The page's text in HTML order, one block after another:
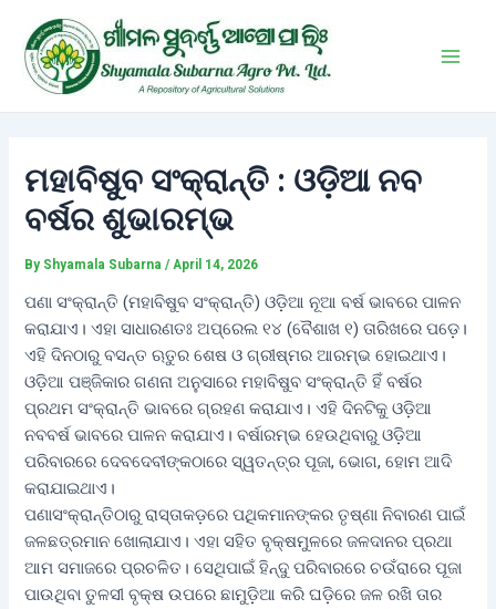
content
ମହାବିଷୁବ ସଂକ୍ରାନ୍ତି : ଓଡ଼ିଆ ନବ
ବର୍ଷର ଶୁଭାରମ୍ଭ
By Shyamala Subarna/April 14, 2026
ପଣା ସଂକ୍ରାନ୍ତି (ମହାବିଷୁବ ସଂକ୍ରାନ୍ତି) ଓଡ଼ିଆ ନୂଆ ବର୍ଷ ଭାବରେ ପାଳନ
କରାଯାଏ। ଏହା ସାଧାରଣତଃ ଅପ୍ରେଲ ୧୪ (ବୈଶାଖ ୧) ତାରିଖରେ ପଡ଼େ।
ଏହି ଦିନଠାରୁ ବସନ୍ତ ଋତୁର ଶେଷ ଓ ଗ୍ରୀଷ୍ମର ଆରମ୍ଭ ହୋଇଥାଏ।
ଓଡ଼ିଆ ପଞ୍ଜିକାର ଗଣନା ଅନୁସାରେ ମହାବିଷୁବ ସଂକ୍ରାନ୍ତି ହିଁ ବର୍ଷର
ପ୍ରଥମ ସଂକ୍ରାନ୍ତି ଭାବରେ ଗ୍ରହଣ କରାଯାଏ। ଏହି ଦିନଟିକୁ ଓଡ଼ିଆ
ନବବର୍ଷ ଭାବରେ ପାଳନ କରାଯାଏ। ବର୍ଷାରମ୍ଭ ହେଉଥିବାରୁ ଓଡ଼ିଆ
ପରିବାରରେ ଦେବଦେବୀଙ୍କଠାରେ ସ୍ୱତନ୍ତ୍ର ପୂଜା, ଭୋଗ, ହୋମ ଆଦି
କରାଯାଇଥାଏ।
ପଣାସଂକ୍ରାନ୍ତିଠାରୁ ରାସ୍ତାକଡ଼ରେ ପଥିକମାନଙ୍କର ତୃଷ୍ଣା ନିବାରଣ ପାଇଁ
ଜଳଛତ୍ରମାନ ଖୋଲାଯାଏ। ଏହା ସହିତ ବୃକ୍ଷମୁଳରେ ଜଳଦାନର ପ୍ରଥା
ଆମ ସମାଜରେ ପ୍ରଚଳିତ। ସେଥିପାଇଁ ହିନ୍ଦୁ ପରିବାରରେ ଚଉଁରାରେ ପୂଜା
ପାଉଥିବା ତୁଳସୀ ବୃକ୍ଷ ଉପରେ ଛାମୁଡ଼ିଆ କରି ଘଡ଼ିରେ ଜଳ ରଖି ତାର
navigation